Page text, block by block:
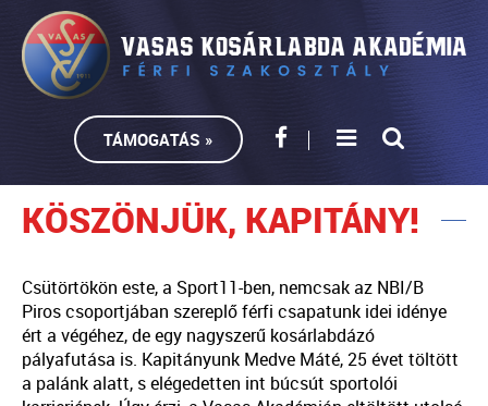
TÁMOGATÁS »
KÖSZÖNJÜK, KAPITÁNY!
Csütörtökön este, a Sport11-ben, nemcsak az NBI/B
Piros csoportjában szereplő férfi csapatunk idei idénye
ért a végéhez, de egy nagyszerű kosárlabdázó
pályafutása is. Kapitányunk Medve Máté, 25 évet töltött
a palánk alatt, s elégedetten int búcsút sportolói